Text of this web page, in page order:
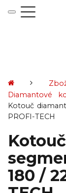
Diamantové
Kotouč
PROFI-TECH
180 /